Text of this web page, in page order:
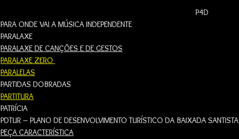
P4D
PARA ONDE VAI A MÚSICA INDEPENDENTE
PARALAXE
PARALAXE DE CANÇÕES E DE GESTOS
PARALAXE ZERO
PARALELAS
PARTIDAS DOBRADAS
PARTITURA
PATRÍCIA
PDTUR – PLANO DE DESENVOLVIMENTO TURÍSTICO DA BAIXADA SANTISTA
PEÇA CARACTERÍSTICA